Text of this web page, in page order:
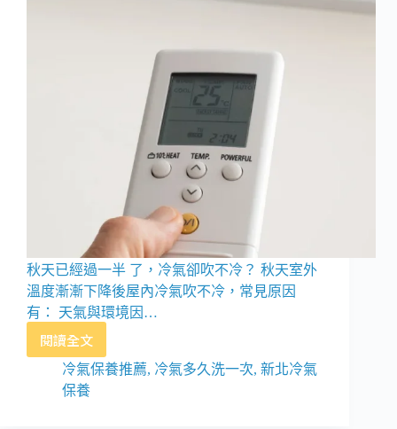
秋天已經過一半 了，冷氣卻吹不冷？ 秋天室外
溫度漸漸下降後屋內冷氣吹不冷，常見原因
有： 天氣與環境因…
閱讀全文
冷
氣
不
冷
冷氣保養推薦, 冷氣多久洗一次, 新北冷氣
保養